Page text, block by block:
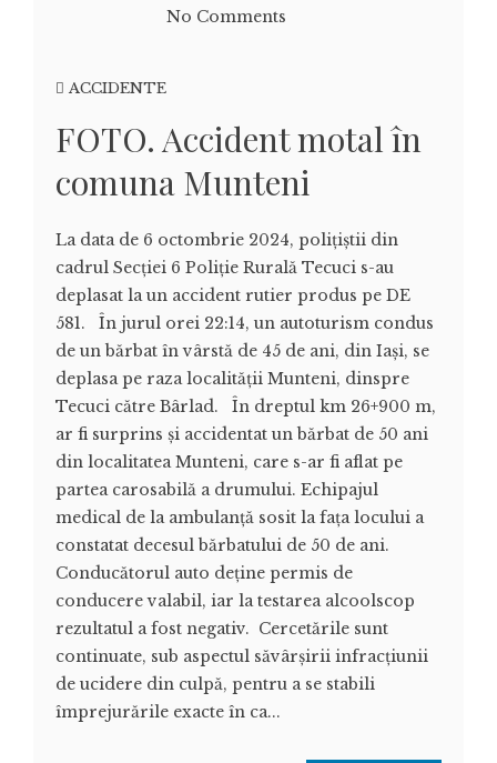
No Comments
ACCIDENTE
FOTO. Accident motal în
comuna Munteni
La data de 6 octombrie 2024, polițiștii din
cadrul Secției 6 Poliție Rurală Tecuci s-au
deplasat la un accident rutier produs pe DE
581. În jurul orei 22:14, un autoturism condus
de un bărbat în vârstă de 45 de ani, din Iași, se
deplasa pe raza localității Munteni, dinspre
Tecuci către Bârlad. În dreptul km 26+900 m,
ar fi surprins și accidentat un bărbat de 50 ani
din localitatea Munteni, care s-ar fi aflat pe
partea carosabilă a drumului. Echipajul
medical de la ambulanță sosit la fața locului a
constatat decesul bărbatului de 50 de ani.
Conducătorul auto deține permis de
conducere valabil, iar la testarea alcoolscop
rezultatul a fost negativ. Cercetările sunt
continuate, sub aspectul săvârșirii infracțiunii
de ucidere din culpă, pentru a se stabili
împrejurările exacte în ca...